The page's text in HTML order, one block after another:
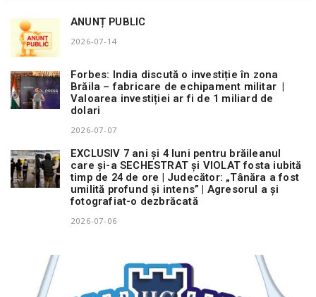
ANUNȚ PUBLIC
2026-07-14
Forbes: India discută o investiție în zona
Brăila – fabricare de echipament militar |
Valoarea investiției ar fi de 1 miliard de
dolari
2026-07-07
EXCLUSIV 7 ani și 4 luni pentru brăileanul
care și-a SECHESTRAT și VIOLAT fosta iubită
timp de 24 de ore | Judecător: „Tânăra a fost
umilită profund și intens” | Agresorul a și
fotografiat-o dezbrăcată
2026-07-06